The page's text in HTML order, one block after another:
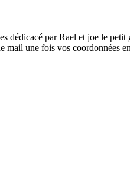
par Rael et joe le
une fois vos coordonnées